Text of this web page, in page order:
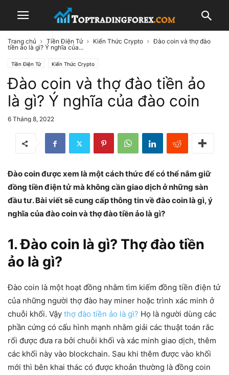
Trang chủ Tiền Điện Tử Kiến Thức Crypto
Đào coin và thợ đào
tiền ảo là gì? Ý nghĩa của...
Tiền Điện Tử Kiến Thức Crypto
Đào coin và thợ đào tiền ảo
là gì? Ý nghĩa của đào coin
6 Tháng 8, 2022
Đào coin được xem là một cách thức để có thể nắm giữ
đồng tiền điện tử mà không cần giao dịch ở những sàn
đầu tư. Bài viết sẽ cung cấp thông tin về đào coin là gì, ý
nghĩa của đào coin và thợ đào tiền ảo là gì?
1. Đào coin là gì? Thợ đào tiền
ảo là gì?
Đào coin là một hoạt đồng nhằm tìm kiếm đồng tiền điện tử
của những người thợ đào hay miner hoặc trình xác minh ở
chuỗi khối. Vậy thợ đào tiền ảo là gì? Họ là người dùng các
phần cứng có cấu hình mạnh nhằm giải các thuật toán rắc
rối được đưa ra bởi chuỗi khối và xác minh giao dịch, thêm
các khối này vào blockchain. Sau khi thêm được vào khối
mới thì bên khai thác có được khoản thường là đồng coin